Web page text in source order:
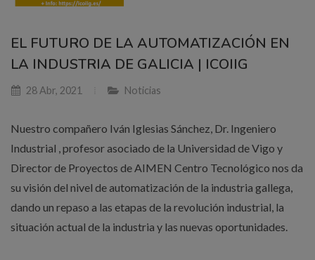
EL FUTURO DE LA AUTOMATIZACIÓN EN
LA INDUSTRIA DE GALICIA | ICOIIG
28 Abr, 2021 Noticias
Nuestro compañero Iván Iglesias Sánchez, Dr. Ingeniero
Industrial , profesor asociado de la Universidad de Vigo y
Director de Proyectos de AIMEN Centro Tecnológico nos da
su visión del nivel de automatización de la industria gallega,
dando un repaso a las etapas de la revolución industrial, la
situación actual de la industria y las nuevas oportunidades.